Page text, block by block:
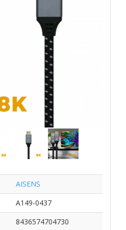
AISENS
A149-0437
8436574704730